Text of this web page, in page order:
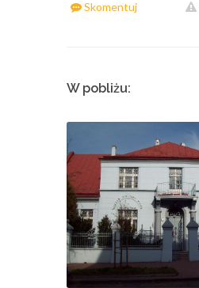
Skomentuj
W pobliżu: